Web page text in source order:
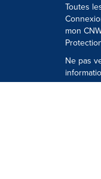
Toutes
mon
Ne pas